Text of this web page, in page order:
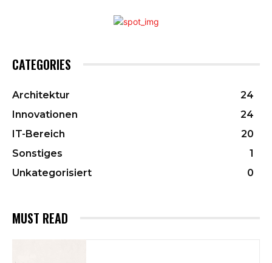
CATEGORIES
Architektur
24
Innovationen
24
IT-Bereich
20
Sonstiges
1
Unkategorisiert
0
MUST READ